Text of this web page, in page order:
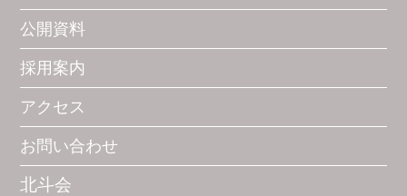
公開資料
採用案内
アクセス
お問い合わせ
北斗会